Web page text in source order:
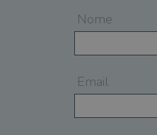
Nome
Email